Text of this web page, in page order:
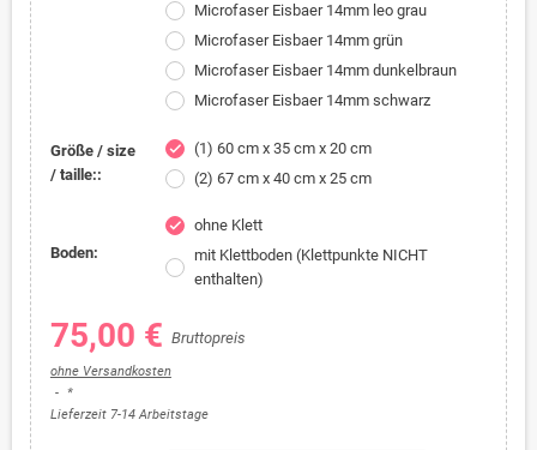
Microfaser Eisbaer 14mm leo grau
Microfaser Eisbaer 14mm grün
Microfaser Eisbaer 14mm dunkelbraun
Microfaser Eisbaer 14mm schwarz
Größe / size
/ taille::
check
(1) 60 cm x 35 cm x 20 cm
(2) 67 cm x 40 cm x 25 cm
Boden:
check
ohne Klett
mit Klettboden (Klettpunkte NICHT
enthalten)
75,00 € Bruttopreis
ohne Versandkosten
*
Lieferzeit 7-14 Arbeitstage